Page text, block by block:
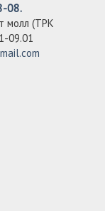
08.
молл (ТРК
09.01